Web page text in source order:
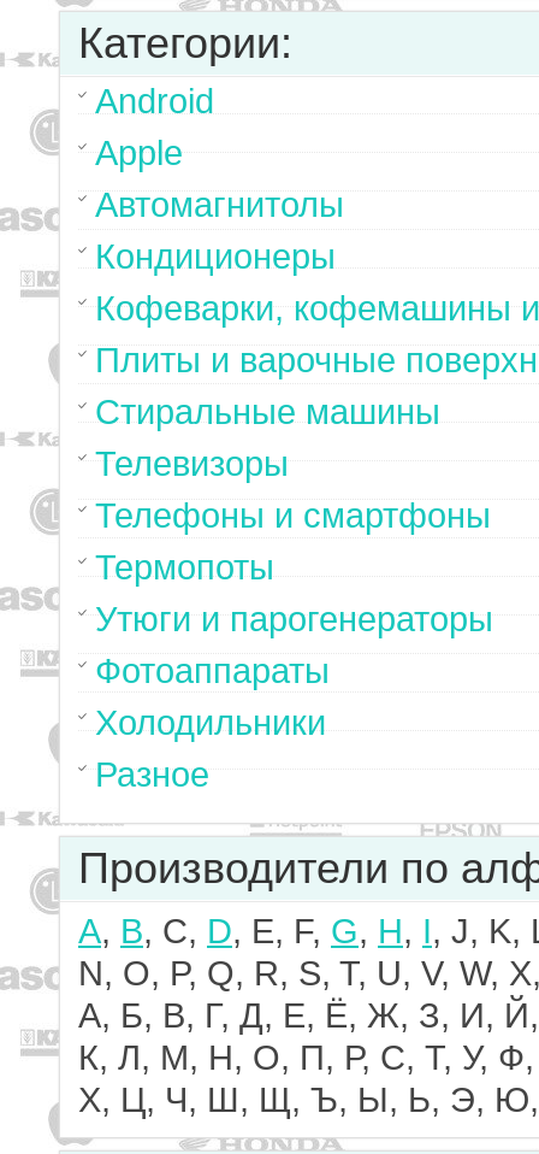
Категории:
Android
Apple
Автомагнитолы
Кондиционеры
Кофеварки, кофемашины
Плиты и варочные
Стиральные машины
Телевизоры
Телефоны и смартфоны
Термопоты
Утюги и парогенераторы
Фотоаппараты
Холодильники
Разное
Производители по
A, B, C, D, E, F, G, H, I, J, K,
N, O, P, Q, R, S, T, U, V, W,
А, Б, В, Г, Д, Е, Ё, Ж, З, И, Й,
К, Л, М, Н, О, П, Р, С, Т, У, Ф,
Х, Ц, Ч, Ш, Щ, Ъ, Ы, Ь, Э,